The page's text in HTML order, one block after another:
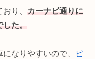
り、 カーナビ通りに
した。
なりやすいので、
ピ